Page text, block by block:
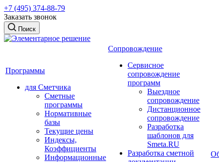
+7 (495) 374-88-79
Заказать звонок
Поиск
Программы
для Сметчика
Сметные
программы
Нормативные
базы
Текущие цены
Индексы,
Коэффициенты
Информационные
Сопровождение
Сервисное
сопровождение
программ
Выездное
сопровождение
Дистанционное
сопровождение
Разработка
шаблонов для
Smeta.RU
Разработка сметной